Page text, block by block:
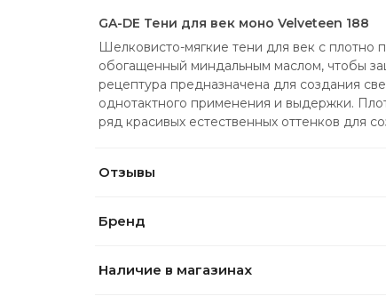
GA-DE Тени для век моно Velveteen 188
Шелковисто-мягкие тени для век с плотно
обогащенный миндальным маслом, чтобы
рецептура предназначена для создания
однотактного применения и выдержки.
ряд красивых естественных оттенков для
Отзывы
Бренд
Наличие в магазинах